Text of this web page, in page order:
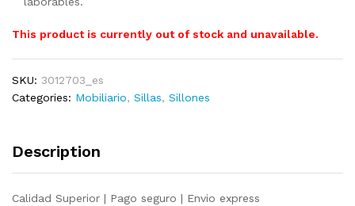
This product is currently out of stock and unavailable.
SKU: 3012703_es
Categories: Mobiliario, Sillas, Sillones
Description
Calidad Superior | Pago seguro | Envio express